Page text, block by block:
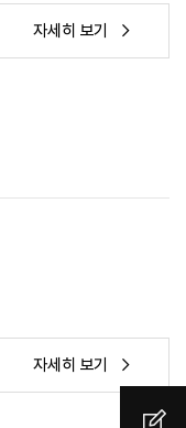
자세히 보기 >
자세히 보기 >